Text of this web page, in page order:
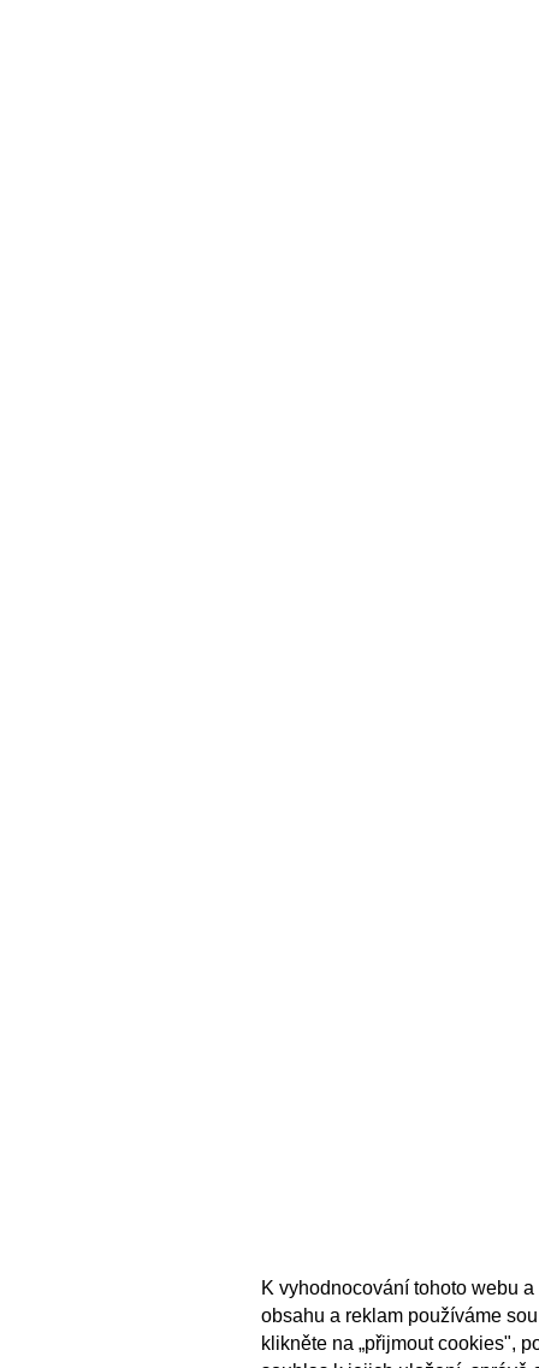
K vyhodnocování tohoto webu
obsahu a reklam používáme
klikněte na „přijmout cookies",